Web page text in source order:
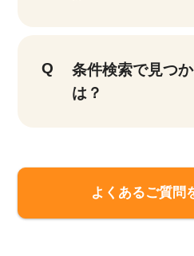
条件検索で見つ
は？
よくあるご質問